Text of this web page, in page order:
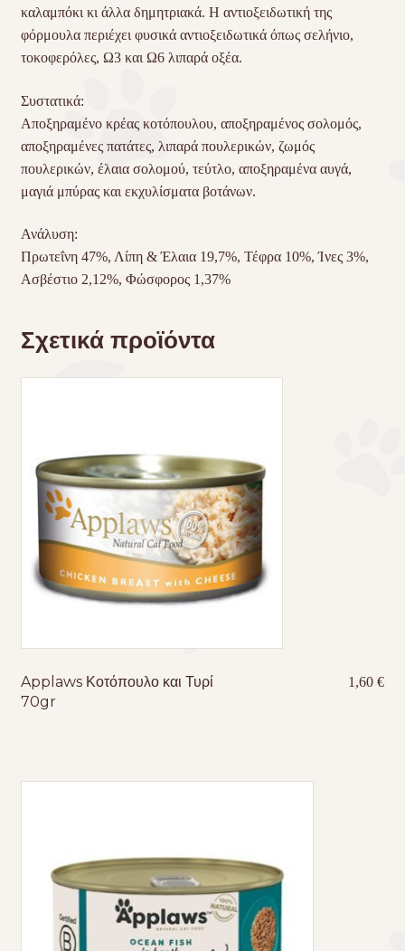
καλαμπόκι κι άλλα δημητριακά. Η αντιοξειδωτική της
φόρμουλα περιέχει φυσικά αντιοξειδωτικά όπως σελήνιο,
τοκοφερόλες, Ω3 και Ω6 λιπαρά οξέα.
Συστατικά:
Αποξηραμένο κρέας κοτόπουλου, αποξηραμένος σολομός,
αποξηραμένες πατάτες, λιπαρά πουλερικών, ζωμός
πουλερικών, έλαια σολομού, τεύτλο, αποξηραμένα αυγά,
μαγιά μπύρας και εκχυλίσματα βοτάνων.
Ανάλυση:
Πρωτεΐνη 47%, Λίπη & Έλαια 19,7%, Τέφρα 10%, Ίνες 3%,
Ασβέστιο 2,12%, Φώσφορος 1,37%
Σχετικά προϊόντα
Applaws Κοτόπουλο και Τυρί
70gr
1,60€